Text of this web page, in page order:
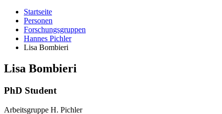
Startseite
Personen
Forschungsgruppen
Hannes Pichler
Lisa Bombieri
Lisa Bombieri
PhD Student
Arbeitsgruppe H. Pichler